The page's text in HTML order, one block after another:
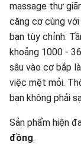
massage thư
căng cơ cùng
bạn tùy chỉnh.
khoảng 1000 -
sâu vào cơ bắp
việc mệt mỏi.
bạn không phải
Sản phẩm hiện
đồng.